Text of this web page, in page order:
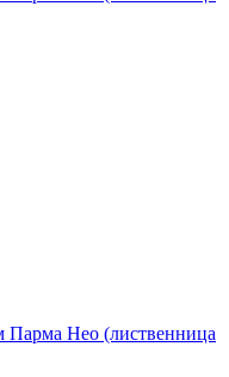
Парма Нео (лиственница